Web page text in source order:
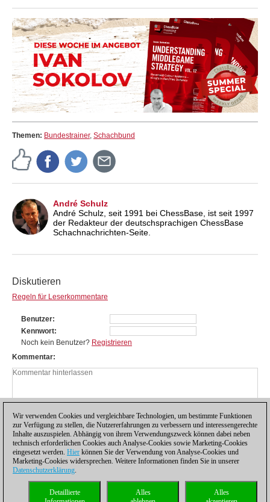
Themen: Bundestrainer, Schachbund
André Schulz
André Schulz, seit 1991 bei ChessBase, ist seit 1997
der Redakteur der deutschsprachigen ChessBase
Schachnachrichten-Seite.
Diskutieren
Regeln für Leserkommentare
Benutzer
Kennwort
Noch kein Benutzer? Registrieren
Kommentar
Datenschutzhinweis| Kontakt| |Lizenzen
Compliance Hotline|
Wir verwenden Cookies und vergleichbare Technologien, um bestimmte Funktionen
zur Verfügung zu stellen, die Nutzererfahrungen zu verbessern und interessengerechte
Inhalte auszuspielen. Abhängig von ihrem Verwendungszweck können dabei neben
technisch erforderlichen Cookies auch Analyse-Cookies sowie Marketing-Cookies
eingesetzt werden. Hier können Sie der Verwendung von Analyse-Cookies und
Marketing-Cookies widersprechen. Weitere Informationen finden Sie in unserer
Datenschutzerklärung.
Alles
Alles
Detaillierte